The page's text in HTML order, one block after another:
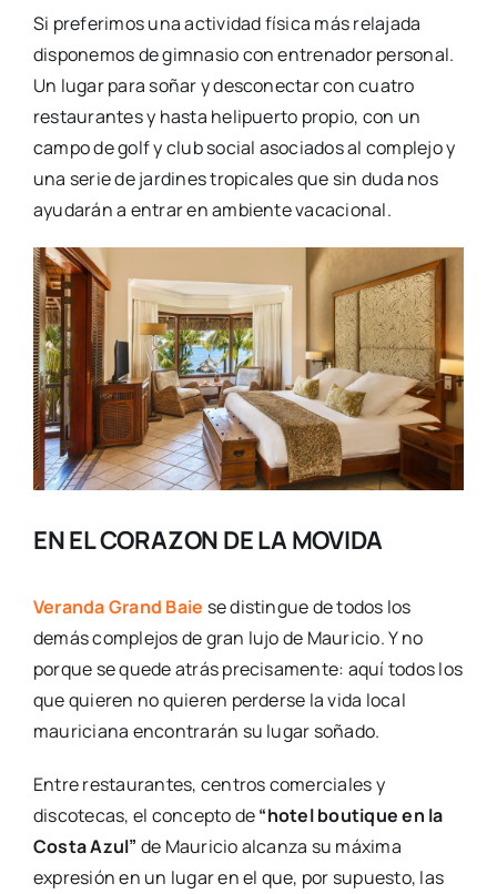
Si preferimos una actividad física más relajada
disponemos de gimnasio con entrenador personal.
Un lugar para soñar y desconectar con cuatro
restaurantes y hasta helipuerto propio, con un
campo de golf y club social asociados al complejo y
una serie de jardines tropicales que sin duda nos
ayudarán a entrar en ambiente vacacional.
EN EL CORAZON DE LA MOVIDA
Veranda Grand Baie se distingue de todos los
demás complejos de gran lujo de Mauricio. Y no
porque se quede atrás precisamente: aquí todos los
que quieren no quieren perderse la vida local
mauriciana encontrarán su lugar soñado.
Entre restaurantes, centros comerciales y
discotecas, el concepto de“hotel boutique en la
Costa Azul” de Mauricio alcanza su máxima
expresión en un lugar en el que, por supuesto, las